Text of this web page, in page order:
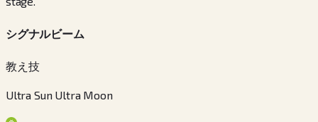
シグナルビーム
教え技
Ultra Sun Ultra Moon